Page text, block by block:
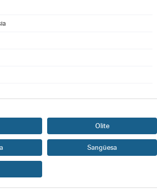
Olite
Sangüesa